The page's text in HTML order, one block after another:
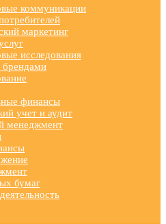
коммуникации
маркетинг
исследования
брендами
финансы
учет и аудит
менеджмент
бумаг